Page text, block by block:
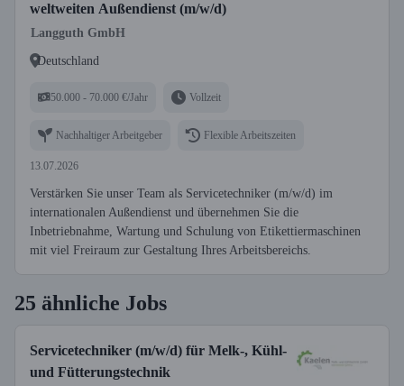
weltweiten Außendienst (m/w/d)
Langguth GmbH
Deutschland
50.000 - 70.000 €/Jahr Vollzeit
Nachhaltiger Arbeitgeber Flexible Arbeitszeiten
13.07.2026
Verstärken Sie unser Team als Servicetechniker (m/w/d) im
internationalen Außendienst und übernehmen Sie die
Inbetriebnahme, Wartung und Schulung von Etikettiermaschinen
mit viel Freiraum zur Gestaltung Ihres Arbeitsbereichs.
25 ähnliche Jobs
Servicetechniker (m/w/d) für Melk-, Kühl-
und Fütterungstechnik